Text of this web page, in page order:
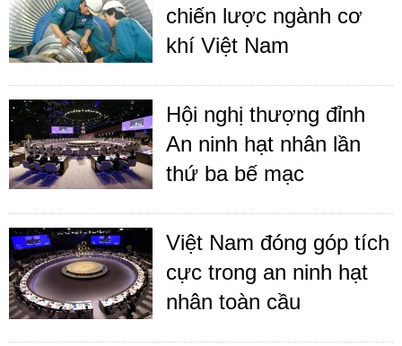
chiến lược ngành cơ
khí Việt Nam
Hội nghị thượng đỉnh
An ninh hạt nhân lần
thứ ba bế mạc
Việt Nam đóng góp tích
cực trong an ninh hạt
nhân toàn cầu